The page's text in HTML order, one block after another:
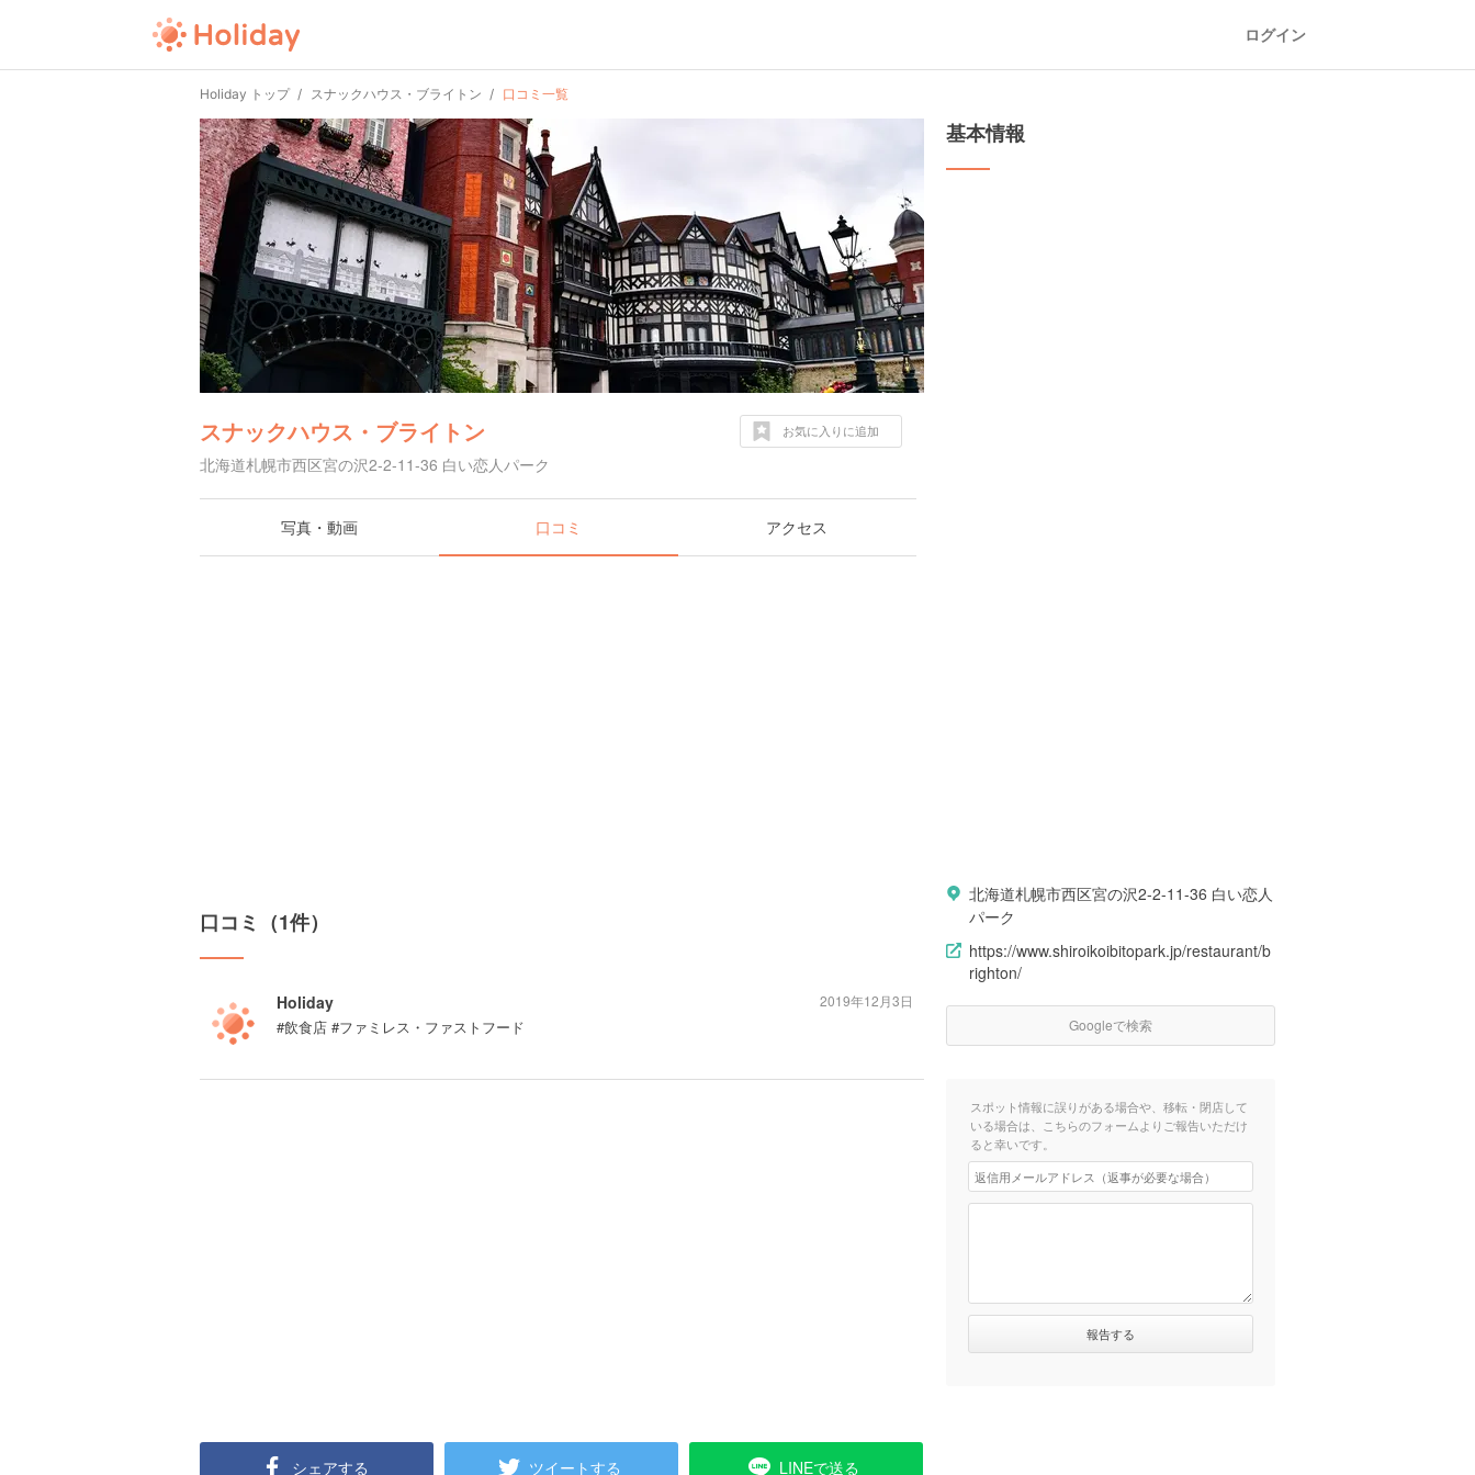
ログイン
Holiday トップ スナックハウス・ブライトン 口コミ一覧
スナックハウス・ブライトン
北海道札幌市西区宮の沢2-2-11-36 白い恋人パーク
お気に入りに追加
写真・動画 口コミ アクセス
口コミ（1件）
Holiday
#飲食店 #ファミレス・ファストフード
2019年12月3日
シェアする ツイートする LINEで送る
基本情報
北海道札幌市西区宮の沢2-2-11-36 白い恋人
パーク
https://www.shiroikoibitopark.jp/restaurant/b
righton/
Googleで検索
スポット情報に誤りがある場合や、移転・閉店して
いる場合は、こちらのフォームよりご報告いただけ
ると幸いです。